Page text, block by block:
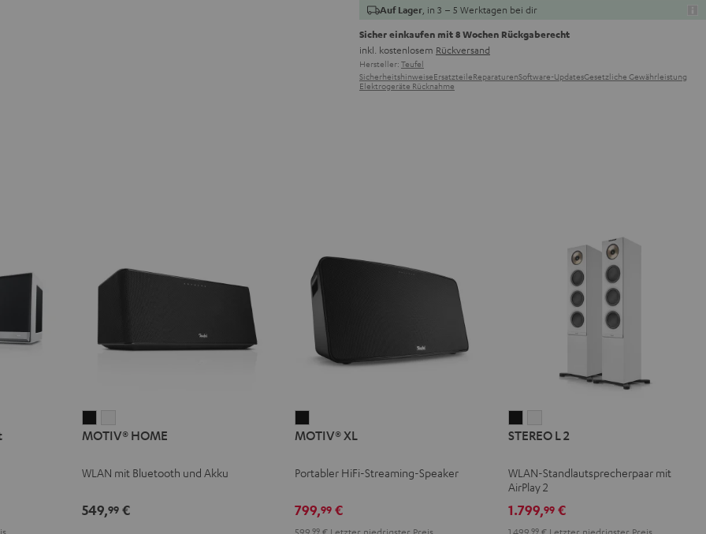
Auf Lager , in 3 – 5 Werktagen bei dir
Sicher einkaufen mit 8 Wochen Rückgaberecht
inkl. kostenlosem Rückversand
Hersteller: Teufel
SicherheitshinweiseErsatzteileReparaturenSoftware-UpdatesGesetzliche Gewährleistung
Elektrogeräte Rücknahme
HOMEHOME
MOTIV® HOME
WLAN mit Bluetooth und Akku
549,99€
XL
MOTIV® XL
Portabler HiFi-Streaming-Speaker
799,99 €
599,99 € Letzter niedrigster Preis
L
Schwarz
L
Weiß
STEREO L 2
WLAN-Standlautsprecherpaar mit
AirPlay 2
1.799,99 €
1.499,99 € Letzter niedrigster Preis